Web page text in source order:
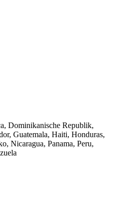
Dominikanische Republik,
Guatemala, Haiti, Honduras,
Nicaragua, Panama, Peru,